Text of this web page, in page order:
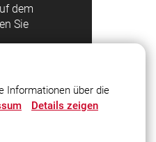
dem
Sie
Informationen über die
Details zeigen